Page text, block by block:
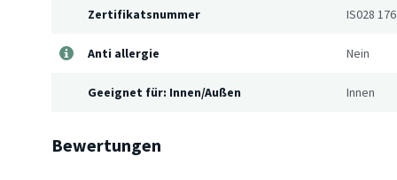
Zertifikatsnummer IS028
Anti allergie Nein
Geeignet für: Innen/Außen Innen
Bewertungen